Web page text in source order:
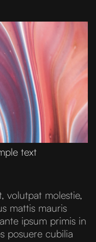
text
volutpat molestie,
mattis mauris
ipsum primis in
posuere cubilia